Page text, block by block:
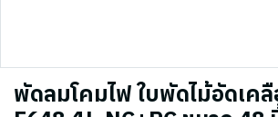
พัดลมโคมไฟ ใบพัดไม้อัดเค